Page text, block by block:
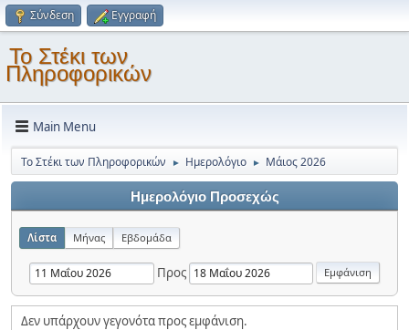
Σύνδεση Εγγραφή
Το Στέκι των
Πληροφορικών
Main Menu
Το Στέκι των Πληροφορικών ► Ημερολόγιο ► Μάιος 2026
Ημερολόγιο Προσεχώς
Λίστα Μήνας Εβδομάδα
Προς
Δεν υπάρχουν γεγονότα προς εμφάνιση.